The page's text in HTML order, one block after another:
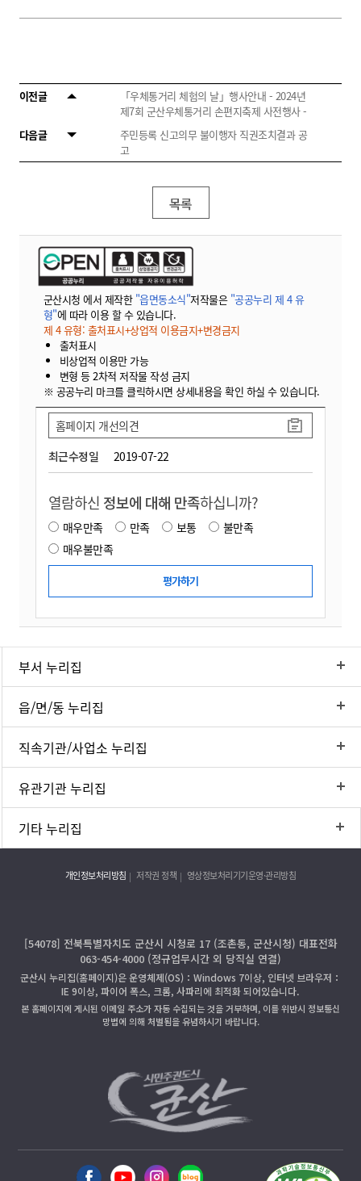
이전글
「우체통거리 체험의 날」행사안내 - 2024년
제7회 군산우체통거리 손편지축제 사전행사 -
다음글
주민등록 신고의무 불이행자 직권조치결과 공
고
목록
군산시청 에서 제작한 "읍면동소식"저작물은 "공공누리 제 4 유
형"에 따라 이용 할 수 있습니다.
제 4 유형: 출처표시+상업적 이용금지+변경금지
출처표시
비상업적 이용만 가능
변형 등 2차적 저작물 작성 금지
※ 공공누리 마크를 클릭하시면 상세내용을 확인 하실 수 있습니다.
최근수정일 2019-07-22
홈페이지 개선의견
열람하신 정보에 대해 만족하십니까?
매우만족 만족 보통
불만족
매우불만족
부서 누리집
읍/면/동 누리집
직속기관/사업소 누리집
유관기관 누리집
기타 누리집
개인정보처리방침 저작권 정책 영상정보처리기기운영·관리방침
[54078] 전북특별자치도 군산시 시청로 17 (조촌동, 군산시청) 대표전화
063-454-4000 (정규업무시간 외 당직실 연결)
군산시 누리집(홈페이지)은 운영체제(OS)：Windows 7이상, 인터넷 브라우저：
IE 9이상, 파이어 폭스, 크롬, 사파리에 최적화 되어있습니다.
본 홈페이지에 게시된 이메일 주소가 자동 수집되는 것을 거부하며, 이를 위반시 정보통신
망법에 의해 처벌됨을 유념하시기 바랍니다.